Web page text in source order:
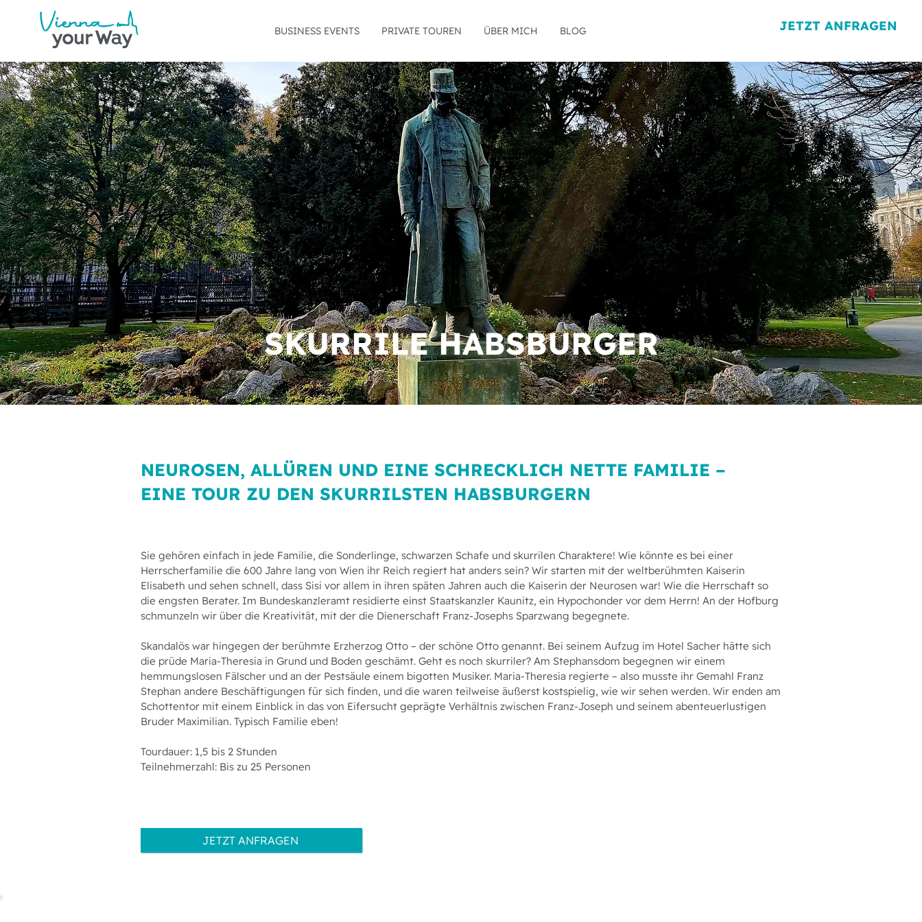
BUSINESS EVENTS PRIVATE TOUREN ÜBER MICH BLOG JETZT ANFRAGEN
SKURRILE HABSBURGER
NEUROSEN, ALLÜREN UND EINE SCHRECKLICH NETTE FAMILIE –
EINE TOUR ZU DEN SKURRILSTEN HABSBURGERN
Sie gehören einfach in jede Familie, die Sonderlinge, schwarzen Schafe und skurrilen Charaktere! Wie könnte es bei einer
Herrscherfamilie die 600 Jahre lang von Wien ihr Reich regiert hat anders sein? Wir starten mit der weltberühmten Kaiserin
Elisabeth und sehen schnell, dass Sisi vor allem in ihren späten Jahren auch die Kaiserin der Neurosen war! Wie die Herrschaft so
die engsten Berater. Im Bundeskanzleramt residierte einst Staatskanzler Kaunitz, ein Hypochonder vor dem Herrn! An der Hofburg
schmunzeln wir über die Kreativität, mit der die Dienerschaft Franz-Josephs Sparzwang begegnete.
Skandalös war hingegen der berühmte Erzherzog Otto – der schöne Otto genannt. Bei seinem Aufzug im Hotel Sacher hätte sich
die prüde Maria-Theresia in Grund und Boden geschämt. Geht es noch skurriler? Am Stephansdom begegnen wir einem
hemmungslosen Fälscher und an der Pestsäule einem bigotten Musiker. Maria-Theresia regierte – also musste ihr Gemahl Franz
Stephan andere Beschäftigungen für sich finden, und die waren teilweise äußerst kostspielig, wie wir sehen werden. Wir enden am
Schottentor mit einem Einblick in das von Eifersucht geprägte Verhältnis zwischen Franz-Joseph und seinem abenteuerlustigen
Bruder Maximilian. Typisch Familie eben!
Tourdauer: 1,5 bis 2 Stunden
Teilnehmerzahl: Bis zu 25 Personen
JETZT ANFRAGEN